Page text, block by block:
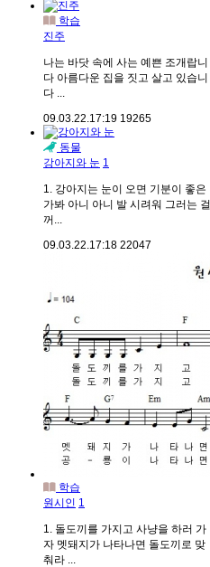
학습
진주
나는 바닷 속에 사는 예쁜 조개랍니
다 아름다운 집을 짓고 살고 있습니
다 ...
09.03.22.17:19 19265
동물
강아지와 눈 1
1. 강아지는 눈이 오면 기분이 좋은
가봐 아니 아니 발 시려워 그러는 걸
꺼...
09.03.22.17:18 22047
학습
원시인 1
1. 돌도끼를 가지고 사냥을 하러 가
자 멧돼지가 나타나면 돌도끼로 맞
춰라 ...